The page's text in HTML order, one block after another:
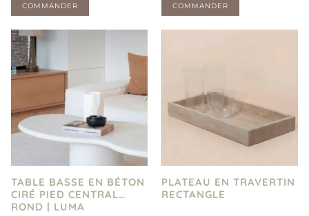
COMMANDER COMMANDER
TABLE BASSE EN BÉTON
CIRÉ PIED CENTRAL
ROND | LUMA
PLATEAU EN TRAVERTIN
RECTANGLE